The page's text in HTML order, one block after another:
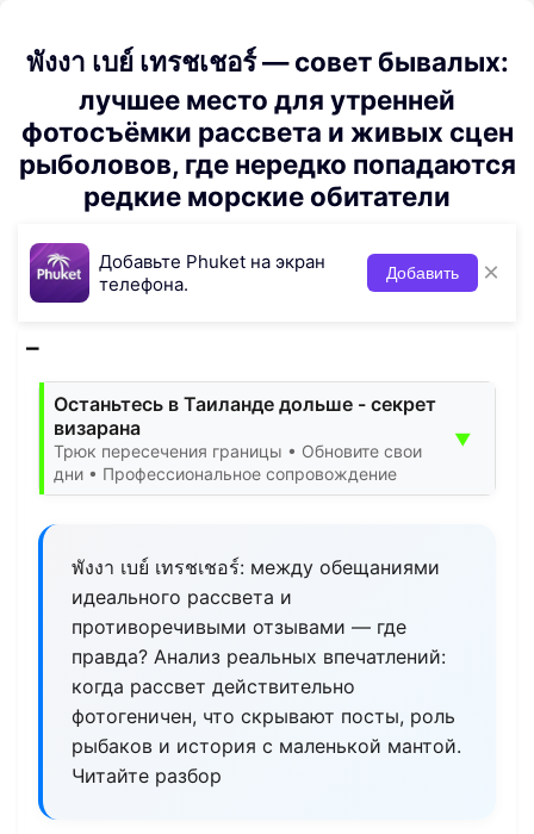
พังงา เบย์ เทรชเชอร์ — совет бывалых:
лучшее место для утренней
фотосъёмки рассвета и живых сцен
рыболовов, где нередко попадаются
редкие морские обитатели
Добавьте Phuket на экран
телефона.
Добавить ×
Останьтесь в Таиланде дольше - секрет
визарана
Трюк пересечения границы • Обновите свои
дни • Профессиональное сопровождение
▼
พังงา เบย์ เทรชเชอร์: между обещаниями
идеального рассвета и
противоречивыми отзывами — где
правда? Анализ реальных впечатлений:
когда рассвет действительно
фотогеничен, что скрывают посты, роль
рыбаков и история с маленькой мантой.
Читайте разбор